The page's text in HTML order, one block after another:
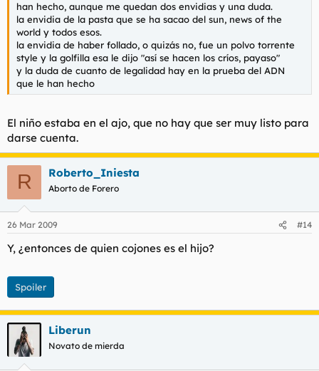
han hecho, aunque me quedan dos envidias y una duda.
la envidia de la pasta que se ha sacao del sun, news of the
world y todos esos.
la envidia de haber follado, o quizás no, fue un polvo torrente
style y la golfilla esa le dijo "así se hacen los críos, payaso"
y la duda de cuanto de legalidad hay en la prueba del ADN
que le han hecho
El niño estaba en el ajo, que no hay que ser muy listo para
darse cuenta.
R Roberto_Iniesta
Aborto de Forero
26 Mar 2009 #14
Y, ¿entonces de quien cojones es el hijo?
Spoiler
Liberun
Novato de mierda